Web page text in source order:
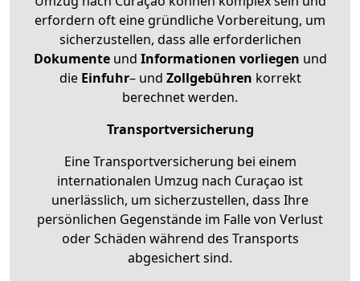
erfordern oft eine gründliche Vorbereitung, um
sicherzustellen, dass alle erforderlichen
Dokumenteund Informationen vorliegen und
die Einfuhr– und Zollgebühren korrekt
berechnet werden.
Transportversicherung
Eine Transportversicherung bei einem
internationalen Umzug nach Curaçao ist
unerlässlich, um sicherzustellen, dass Ihre
persönlichen Gegenstände im Falle von Verlust
oder Schäden während des Transports
abgesichert sind.